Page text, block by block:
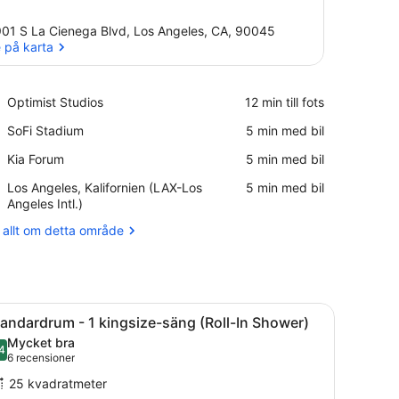
S La Cienega Blvd, Los Angeles, CA, 90045
på karta
Optimist Studios
Place,
Studios
‪12 min till fots‬
SoFi Stadium
Place,
Stadium
‪5 min med bil‬
Kia Forum
Place,
Forum
‪5 min med bil‬
Los Angeles, Kalifornien (LAX-Los
Angeles Intl.)
Airport,
Los
Kalifornien
‪5 min med bil‬
allt om detta område
och skrivbord
5 - 1 kingsize-säng (Roll-In Shower)
av 10
Mycket bra
6 recensioner
(6 recensioner)
25 kvadratmeter